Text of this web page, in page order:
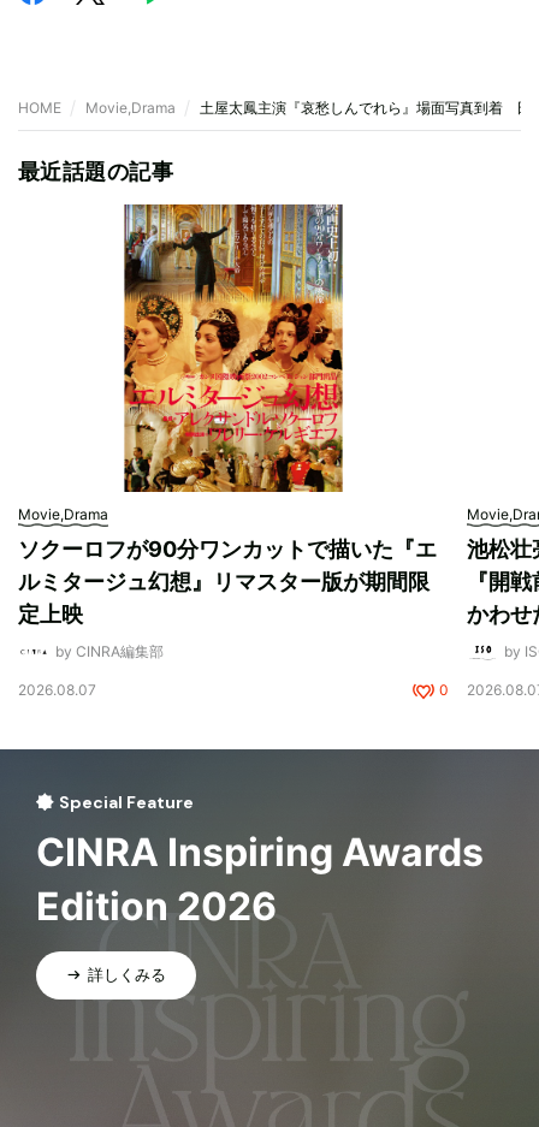
HOME Movie,Drama 土屋太鳳主演『哀愁しんでれら』場面写真到着 田
最近話題の記事
Movie,Drama
ソクーロフが90分ワンカットで描いた『エ
ルミタージュ幻想』リマスター版が期間限
定上映
by CINRA編集部
2026.08.07 0
池松壮
『開
かわせ
by
Special Feature
CINRA Inspiring Awards
Edition 2026
詳しくみる